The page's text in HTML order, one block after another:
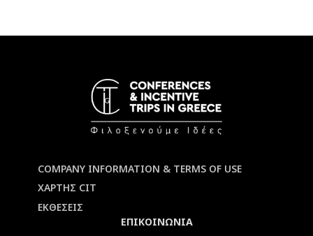
COMPANY INFORMATION & TERMS OF USE
ΧΑΡΤΗΣ CIT
ΕΚΘΕΣΕΙΣ
ΕΠΙΚΟΙΝΩΝΙΑ